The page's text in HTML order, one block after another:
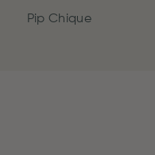
Pip Chique